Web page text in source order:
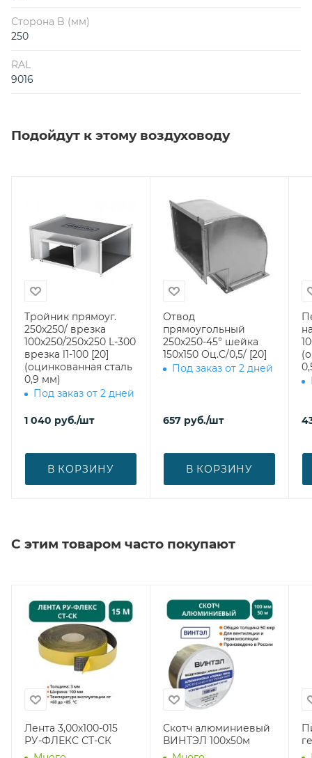
Сторона B (мм)
250
RAL
9016
Подойдут к этому воздуховоду
Тройник прямоуг.
250х250/ врезка
100х250/250х250 L-300
врезка l1-100 [20]
(оцинкованная сталь
0,9 мм)
Под заказ от 2 дней
1 040 руб./шт
В КОРЗИНУ
Отвод
прямоугольный
250х250-45° шейка
150х150 Оц.С/0,5/ [20]
Под заказ от 2 дней
657 руб./шт
В КОРЗИНУ
С этим товаром часто покупают
Лента 3,00х100-015
РУ-ФЛЕКС СТ-СК
Скотч алюминиевый
ВИНТЭЛ 100х50м